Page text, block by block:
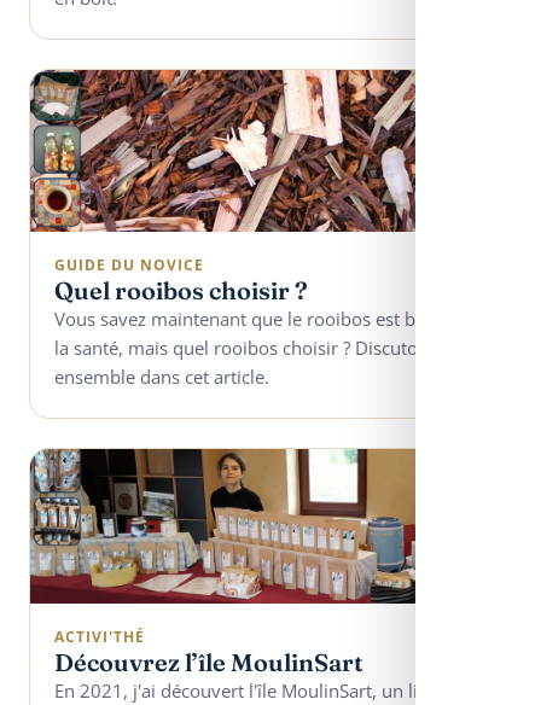
GUIDE DU NOVICE
Quel rooibos choisir ?
Vous savez maintenant que le rooibos est bon pour
la santé, mais quel rooibos choisir ? Discutons-en
ensemble dans cet article.
ACTIVI'THÉ
Découvrez l’île MoulinSart
En 2021, j'ai découvert l'île MoulinSart, un lieu que